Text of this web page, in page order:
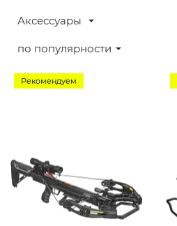
Аксессуары
по популярности
Рекомендуем